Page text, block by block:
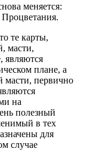
меняется:
те карты,
масти,
являются
плане, а
масти, первично
на
полезный
в тех
для
случае